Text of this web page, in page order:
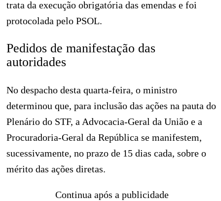
trata da execução obrigatória das emendas e foi
protocolada pelo PSOL.
Pedidos de manifestação das
autoridades
No despacho desta quarta-feira, o ministro
determinou que, para inclusão das ações na pauta do
Plenário do STF, a Advocacia-Geral da União e a
Procuradoria-Geral da República se manifestem,
sucessivamente, no prazo de 15 dias cada, sobre o
mérito das ações diretas.
Continua após a publicidade